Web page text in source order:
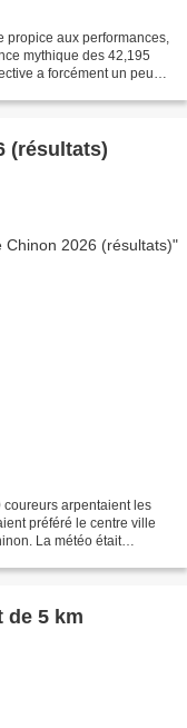
aux performances,
mythique des 42,195
a forcément un peu
(résultats)
coureurs arpentaient les
préféré le centre ville
La météo était
de 5 km